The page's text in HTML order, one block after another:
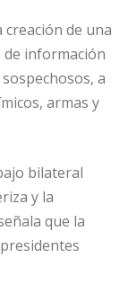
de una
información
a
armas y
bilateral
y la
que la